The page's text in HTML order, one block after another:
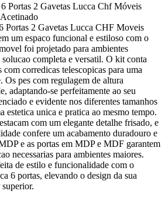
Portas 2 Gavetas Lucca Chf Móveis
Portas 2 Gavetas Lucca CHF Moveis
um espaco funcional e estiloso com o
foi projetado para ambientes
completa e versatil. O kit conta
com corredicas telescopicas para uma
Os pes com regulagem de altura
adaptando-se perfeitamente ao seu
e evidente nos diferentes tamanhos
estetica unica e pratica ao mesmo tempo.
com um elegante detalhe frisado, e
confere um acabamento duradouro e
e as portas em MDP e MDF garantem
necessarias para ambientes maiores.
de estilo e funcionalidade com o
6 portas, elevando o design da sua